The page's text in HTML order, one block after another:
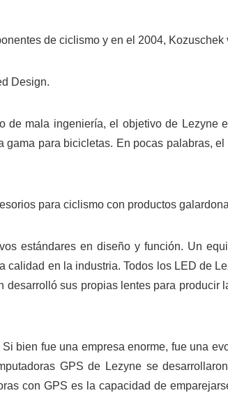
de ciclismo y en el 2004,
Design.
mala ingeniería, el objetivo de Lezyne
para bicicletas. En pocas palabras,
para ciclismo con productos
estándares en diseño y función. Un
en la industria. Todos los LED de
sus propias lentes para producir
bien fue una empresa enorme, fue una
GPS de Lezyne se
con GPS es la capacidad de